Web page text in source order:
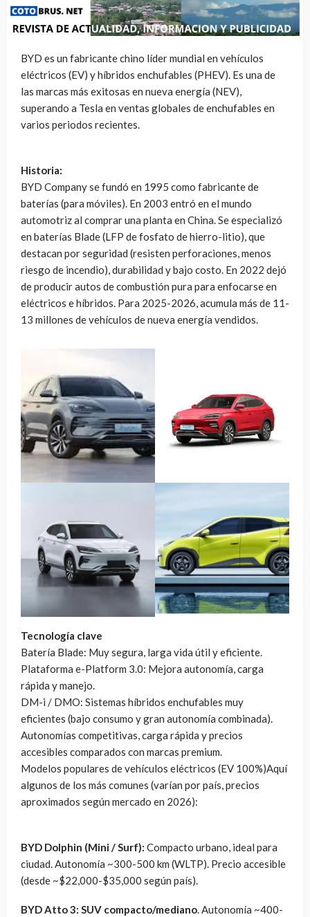
BYD es un fabricante chino líder mundial en vehículos
eléctricos (EV) y híbridos enchufables (PHEV). Es una de
las marcas más exitosas en nueva energía (NEV),
superando a Tesla en ventas globales de enchufables en
varios periodos recientes.
Historia:
BYD Company se fundó en 1995 como fabricante de
baterías (para móviles). En 2003 entró en el mundo
automotriz al comprar una planta en China. Se especializó
en baterías Blade (LFP de fosfato de hierro-litio), que
destacan por seguridad (resisten perforaciones, menos
riesgo de incendio), durabilidad y bajo costo. En 2022 dejó
de producir autos de combustión pura para enfocarse en
eléctricos e híbridos. Para 2025-2026, acumula más de 11-
13 millones de vehículos de nueva energía vendidos.
Tecnología clave
Batería Blade: Muy segura, larga vida útil y eficiente.
Plataforma e-Platform 3.0: Mejora autonomía, carga
rápida y manejo.
DM-i / DMO: Sistemas híbridos enchufables muy
eficientes (bajo consumo y gran autonomía combinada).
Autonomías competitivas, carga rápida y precios
accesibles comparados con marcas premium.
Modelos populares de vehículos eléctricos (EV 100%)Aquí
algunos de los más comunes (varían por país, precios
aproximados según mercado en 2026):
BYD Dolphin (Mini / Surf): Compacto urbano, ideal para
ciudad. Autonomía ~300-500 km (WLTP). Precio accesible
(desde ~$22,000-$35,000 según país).
BYD Atto 3: SUV compacto/mediano. Autonomía ~400-